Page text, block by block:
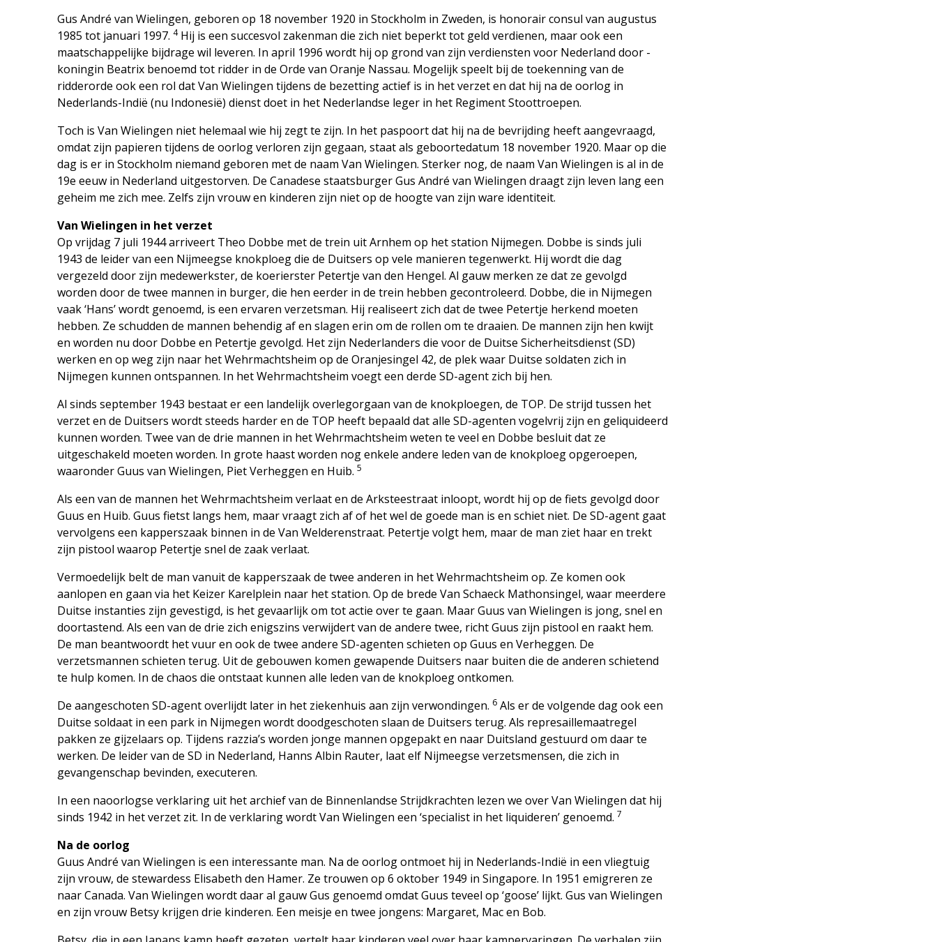
Gus André van Wielingen, geboren op 18 november 1920 in Stockholm in Zweden, is honorair consul van augustus
1985 tot januari 1997. 4Hij is een succesvol zakenman die zich niet beperkt tot geld verdienen, maar ook een
maatschappelijke bijdrage wil leveren. In april 1996 wordt hij op grond van zijn verdiensten voor Nederland door ­
koningin Beatrix benoemd tot ridder in de Orde van Oranje Nassau. Mogelijk speelt bij de toekenning van de
ridderorde ook een rol dat Van Wielingen tijdens de bezetting actief is in het verzet en dat hij na de oorlog in
Nederlands-Indië (nu Indonesië) dienst doet in het Nederlandse leger in het Regiment Stoottroepen.
Toch is Van Wielingen niet helemaal wie hij zegt te zijn. In het paspoort dat hij na de bevrijding heeft aangevraagd,
omdat zijn papieren tijdens de oorlog verloren zijn gegaan, staat als geboortedatum 18 november 1920. Maar op die
dag is er in Stockholm niemand geboren met de naam Van Wielingen. Sterker nog, de naam Van Wielingen is al in de
19e eeuw in Nederland uitgestorven. De Canadese staatsburger Gus André van Wielingen draagt zijn leven lang een
geheim me zich mee. Zelfs zijn vrouw en kinderen zijn niet op de hoogte van zijn ­ware identiteit.
Van Wielingen in het verzet
Op vrijdag 7 juli 1944 arriveert Theo Dobbe met de trein uit Arnhem op het station Nijmegen. Dobbe is sinds juli
1943 de leider van een Nijmeegse knokploeg die de Duitsers op vele manieren tegenwerkt. Hij wordt die dag
vergezeld door zijn medewerkster, de koerierster Petertje van den Hengel. Al gauw merken ze dat ze gevolgd
worden door de twee mannen in burger, die hen eerder in de trein hebben gecontroleerd. Dobbe, die in Nijmegen
vaak ‘Hans’ wordt genoemd, is een ervaren verzetsman. Hij realiseert zich dat de twee Petertje herkend moeten
hebben. Ze schudden de mannen behendig af en slagen erin om de rollen om te draaien. De mannen zijn hen kwijt
en worden nu door Dobbe en Petertje gevolgd. Het zijn Nederlanders die voor de Duitse Sicherheitsdienst (SD)
werken en op weg zijn naar het Wehrmachtsheim op de Oranjesingel 42, de plek waar Duitse soldaten zich in
Nijmegen kunnen ontspannen. In het Wehrmachtsheim voegt een derde SD-agent zich bij hen.
Al sinds september 1943 bestaat er een landelijk overlegorgaan van de knokploegen, de TOP. De strijd tussen het
verzet en de Duitsers wordt steeds harder en de TOP heeft bepaald dat alle SD-agenten vogelvrij zijn en geliquideerd
kunnen worden. Twee van de drie mannen in het Wehrmachtsheim weten te veel en Dobbe besluit dat ze
uitgeschakeld moeten worden. In grote haast worden nog enkele andere leden van de knokploeg opgeroepen,
waaronder Guus van Wielingen, Piet Verheggen en Huib. 5
Als een van de mannen het Wehrmachtsheim verlaat en de Arksteestraat inloopt, wordt hij op de fiets gevolgd door
Guus en Huib. Guus fietst langs hem, maar vraagt zich af of het wel de goede man is en schiet niet. De SD-agent gaat
vervolgens een kapperszaak binnen in de Van Welderenstraat. Petertje volgt hem, maar de man ziet haar en trekt
zijn pistool waarop Petertje snel de zaak verlaat.
Vermoedelijk belt de man vanuit de kapperszaak de twee anderen in het Wehrmachtsheim op. Ze komen ook
aanlopen en gaan via het Keizer Karelplein naar het station. Op de brede Van Schaeck Mathonsingel, waar meerdere
Duitse instanties zijn gevestigd, is het gevaarlijk om tot actie over te gaan. Maar Guus van Wielingen is jong, snel en
doortastend. Als een van de drie zich enigszins verwijdert van de andere twee, richt Guus zijn pistool en raakt hem.
De man beantwoordt het vuur en ook de twee andere SD-agenten schieten op Guus en Verheggen. De
verzetsmannen schieten terug. Uit de gebouwen komen gewapende Duitsers naar buiten die de anderen schietend
te hulp komen. In de chaos die ontstaat kunnen alle leden van de knokploeg ontkomen.
De aangeschoten SD-agent overlijdt later in het ziekenhuis aan zijn verwondingen. 6 Als er de volgende dag ook een
Duitse soldaat in een park in Nijmegen wordt doodgeschoten slaan de Duitsers terug. Als represaillemaatregel
pakken ze gijzelaars op. Tijdens razzia’s worden jonge mannen opgepakt en naar Duitsland gestuurd om daar te
werken. De leider van de SD in Nederland, Hanns Albin Rauter, laat elf Nijmeegse verzetsmensen, die zich in
gevangenschap bevinden, executeren.
In een naoorlogse verklaring uit het archief van de Binnenlandse Strijdkrachten lezen we over Van Wielingen dat hij
sinds 1942 in het verzet zit. In de verklaring wordt Van Wielingen een ‘specialist in het liquideren’ genoemd. 7
Na de oorlog
Guus André van Wielingen is een interessante man. Na de oorlog ontmoet hij in Nederlands-Indië in een vliegtuig
zijn vrouw, de stewardess Elisabeth den Hamer. Ze trouwen op 6 oktober 1949 in Singapore. In 1951 emigreren ze
naar Canada. Van Wielingen wordt daar al gauw Gus genoemd omdat Guus teveel op ‘goose’ lijkt. Gus van Wielingen
en zijn vrouw Betsy krijgen drie kinderen. Een meisje en twee jongens: Margaret, Mac en Bob.